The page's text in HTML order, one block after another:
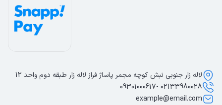
لاله زار جنوبی نبش کوچه مجمر پاساژ فراز لاله زار طبقه دوم واحد 12
02133980028 -09301000617
example@email.com